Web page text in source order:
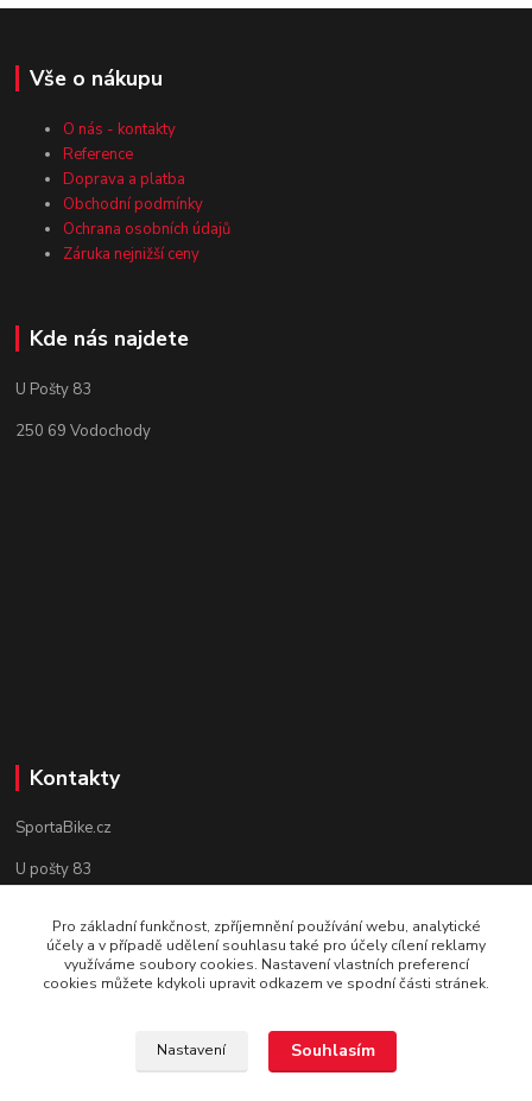
Vše o nákupu
O nás - kontakty
Reference
Doprava a platba
Obchodní podmínky
Ochrana osobních údajů
Záruka nejnižší ceny
Kde nás najdete
U Pošty 83
250 69 Vodochody
Kontakty
SportaBike.cz
U pošty 83
tel.: +420 736 274 612
e-mail: info@sportabike.cz
Pro základní funkčnost, zpříjemnění používání webu, analytické
účely a v případě udělení souhlasu také pro účely cílení reklamy
využíváme soubory cookies. Nastavení vlastních preferencí
cookies můžete kdykoli upravit odkazem ve spodní části stránek.
Nastavení Souhlasím